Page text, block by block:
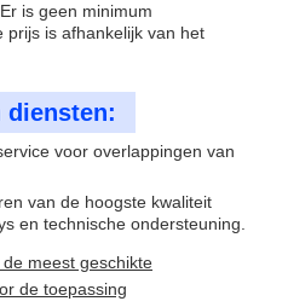
is geen minimum
is afhankelijk van het
diensten:
voor overlappingen van
van de hoogste kwaliteit
en technische ondersteuning.
meest geschikte
de toepassing